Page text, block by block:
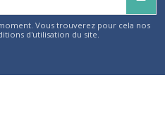
Vous trouverez pour cela nos
d'utilisation du site.